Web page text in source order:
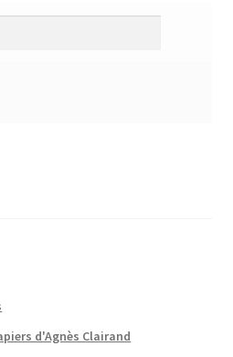
d'Agnès Clairand